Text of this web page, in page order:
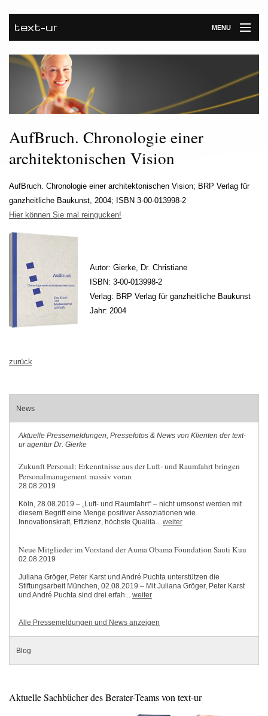
text-ur MENU
Startseite
Leistungen
Unternehmen
Referenzen
Kontakt
Newsroom
AufBruch. Chronologie einer
architektonischen Vision
AufBruch. Chronologie einer architektonischen Vision; BRP Verlag für
ganzheitliche Baukunst, 2004; ISBN 3-00-013998-2
Hier können Sie mal reingucken!
Autor: Gierke, Dr. Christiane
ISBN: 3-00-013998-2
Verlag: BRP Verlag für ganzheitliche Baukunst
Jahr: 2004
zurück
News
Aktuelle Pressemeldungen, Pressefotos & News von Klienten der text-
ur agentur Dr. Gierke
Zukunft Personal: Erkenntnisse aus der Luft- und Raumfahrt bringen
Personalmanagement massiv voran
28.08.2019
Köln, 28.08.2019 – „Luft- und Raumfahrt“ – nicht umsonst werden mit
diesem Begriff eine Menge positiver Assoziationen wie
Innovationskraft, Effizienz, höchste Qualitä... weiter
Neue Mitglieder im Vorstand der Auma Obama Foundation Sauti Kuu
02.08.2019
Juliana Gröger, Peter Karst und André Puchta unterstützen die
Stiftungsarbeit München, 02.08.2019 – Mit Juliana Gröger, Peter Karst
und André Puchta sind drei erfah... weiter
Alle Pressemeldungen und News anzeigen
Blog
Aktuelle Sachbücher des Berater-Teams von text-ur